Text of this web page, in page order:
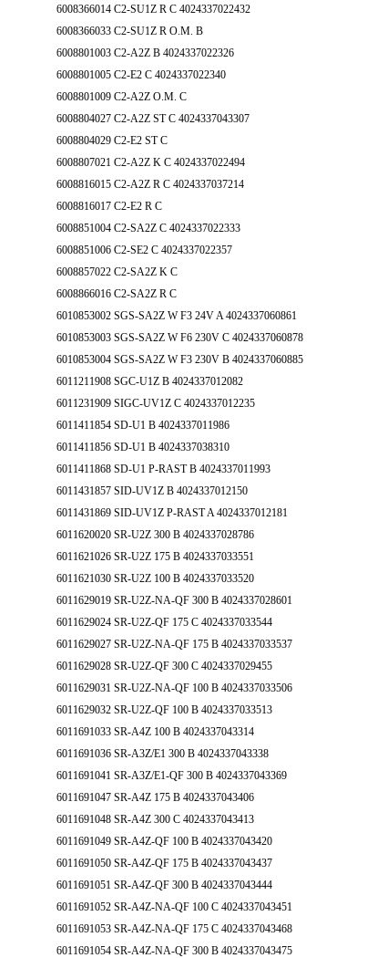
6008366014 C2-SU1Z R C 4024337022432
6008366033 C2-SU1Z R O.M. B
6008801003 C2-A2Z B 4024337022326
6008801005 C2-E2 C 4024337022340
6008801009 C2-A2Z O.M. C
6008804027 C2-A2Z ST C 4024337043307
6008804029 C2-E2 ST C
6008807021 C2-A2Z K C 4024337022494
6008816015 C2-A2Z R C 4024337037214
6008816017 C2-E2 R C
6008851004 C2-SA2Z C 4024337022333
6008851006 C2-SE2 C 4024337022357
6008857022 C2-SA2Z K C
6008866016 C2-SA2Z R C
6010853002 SGS-SA2Z W F3 24V A 4024337060861
6010853003 SGS-SA2Z W F6 230V C 4024337060878
6010853004 SGS-SA2Z W F3 230V B 4024337060885
6011211908 SGC-U1Z B 4024337012082
6011231909 SIGC-UV1Z C 4024337012235
6011411854 SD-U1 B 4024337011986
6011411856 SD-U1 B 4024337038310
6011411868 SD-U1 P-RAST B 4024337011993
6011431857 SID-UV1Z B 4024337012150
6011431869 SID-UV1Z P-RAST A 4024337012181
6011620020 SR-U2Z 300 B 4024337028786
6011621026 SR-U2Z 175 B 4024337033551
6011621030 SR-U2Z 100 B 4024337033520
6011629019 SR-U2Z-NA-QF 300 B 4024337028601
6011629024 SR-U2Z-QF 175 C 4024337033544
6011629027 SR-U2Z-NA-QF 175 B 4024337033537
6011629028 SR-U2Z-QF 300 C 4024337029455
6011629031 SR-U2Z-NA-QF 100 B 4024337033506
6011629032 SR-U2Z-QF 100 B 4024337033513
6011691033 SR-A4Z 100 B 4024337043314
6011691036 SR-A3Z/E1 300 B 4024337043338
6011691041 SR-A3Z/E1-QF 300 B 4024337043369
6011691047 SR-A4Z 175 B 4024337043406
6011691048 SR-A4Z 300 C 4024337043413
6011691049 SR-A4Z-QF 100 B 4024337043420
6011691050 SR-A4Z-QF 175 B 4024337043437
6011691051 SR-A4Z-QF 300 B 4024337043444
6011691052 SR-A4Z-NA-QF 100 C 4024337043451
6011691053 SR-A4Z-NA-QF 175 C 4024337043468
6011691054 SR-A4Z-NA-QF 300 B 4024337043475